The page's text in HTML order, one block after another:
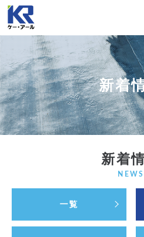
新着
新着
NEWS
一覧